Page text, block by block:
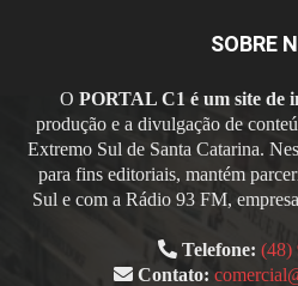
SOBRE
O PORTAL C1 é um site de
produção e a divulgação de
Extremo Sul de Santa Catarina.
para fins editoriais, mantém
Sul e com a Rádio 93 FM,
Telefone: (48)
Contato: